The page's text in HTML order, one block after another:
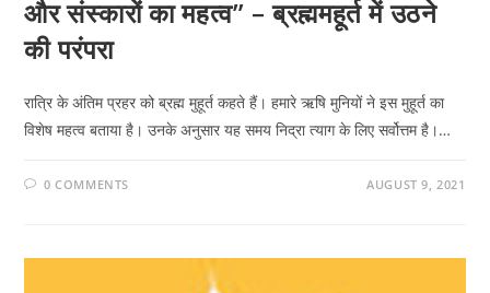
और संस्कारों का महत्व” – ब्रह्ममहूर्त में उठने
की परंपरा
रात्रि के अंतिम प्रहर को ब्रह्म मुहूर्त कहते हैं। हमारे ऋषि मुनियों ने इस मुहूर्त का
विशेष महत्व बताया है। उनके अनुसार यह समय निद्रा त्याग के लिए सर्वोत्तम है।…
0 COMMENTS AUGUST 9, 2021